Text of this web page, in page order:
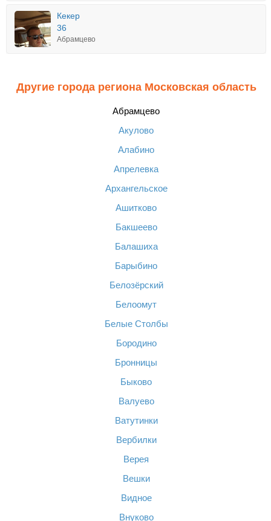
Кекер
36
Абрамцево
Другие города региона Московская область
Абрамцево
Акулово
Алабино
Апрелевка
Архангельское
Ашитково
Бакшеево
Балашиха
Барыбино
Белозёрский
Белоомут
Белые Столбы
Бородино
Бронницы
Быково
Валуево
Ватутинки
Вербилки
Верея
Вешки
Видное
Внуково